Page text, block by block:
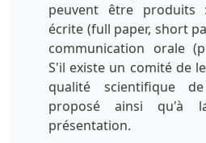
peuvent être produits
écrite (full paper, short
communication orale
S'il existe un comité de
qualité scientifique
proposé ainsi qu'à
présentation.